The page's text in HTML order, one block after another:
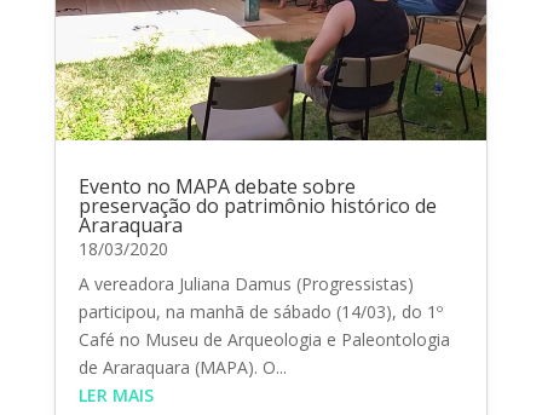
Evento no MAPA debate sobre
preservação do patrimônio histórico de
Araraquara
18/03/2020
A vereadora Juliana Damus (Progressistas)
participou, na manhã de sábado (14/03), do 1º
Café no Museu de Arqueologia e Paleontologia
de Araraquara (MAPA). O...
LER MAIS